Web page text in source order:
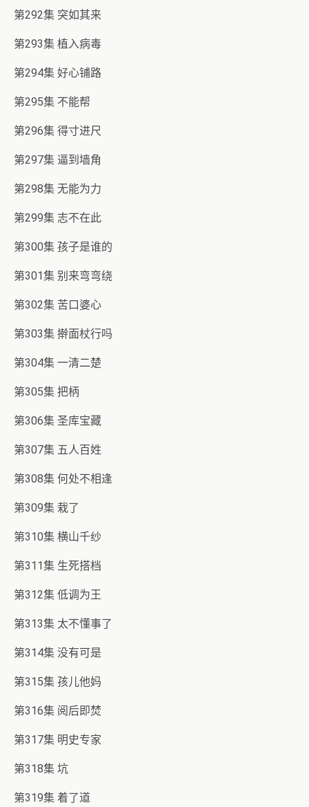
第292集 突如其来
第293集 植入病毒
第294集 好心铺路
第295集 不能帮
第296集 得寸进尺
第297集 逼到墙角
第298集 无能为力
第299集 志不在此
第300集 孩子是谁的
第301集 别来弯弯绕
第302集 苦口婆心
第303集 擀面杖行吗
第304集 一清二楚
第305集 把柄
第306集 圣库宝藏
第307集 五人百姓
第308集 何处不相逢
第309集 栽了
第310集 横山千纱
第311集 生死搭档
第312集 低调为王
第313集 太不懂事了
第314集 没有可是
第315集 孩儿他妈
第316集 阅后即焚
第317集 明史专家
第318集 坑
第319集 着了道